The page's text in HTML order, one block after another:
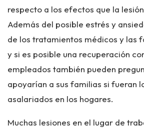
respecto a los efectos que la
Además del posible estrés y
de los tratamientos médicos y las
y si es posible una recuperación
empleados también pueden
apoyarían a sus familias si fueran
asalariados en los hogares.
Muchas lesiones en el lugar de